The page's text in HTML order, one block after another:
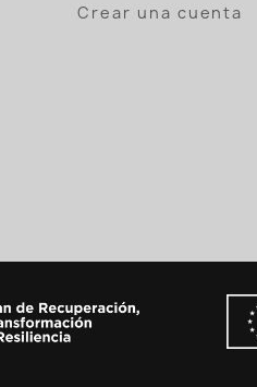
Crear una cuenta